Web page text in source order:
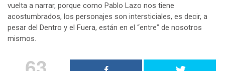
vuelta a narrar, porque como Pablo Lazo nos tiene
acostumbrados, los personajes son intersticiales, es decir, a
pesar del Dentro y el Fuera, están en el “entre” de nosotros
mismos.